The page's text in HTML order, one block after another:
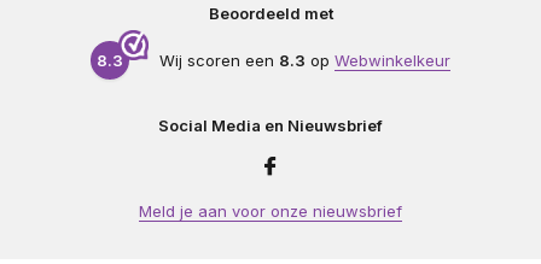
Beoordeeld met
8.3 Wij scoren een 8.3 op Webwinkelkeur
Social Media en Nieuwsbrief
Meld je aan voor onze nieuwsbrief